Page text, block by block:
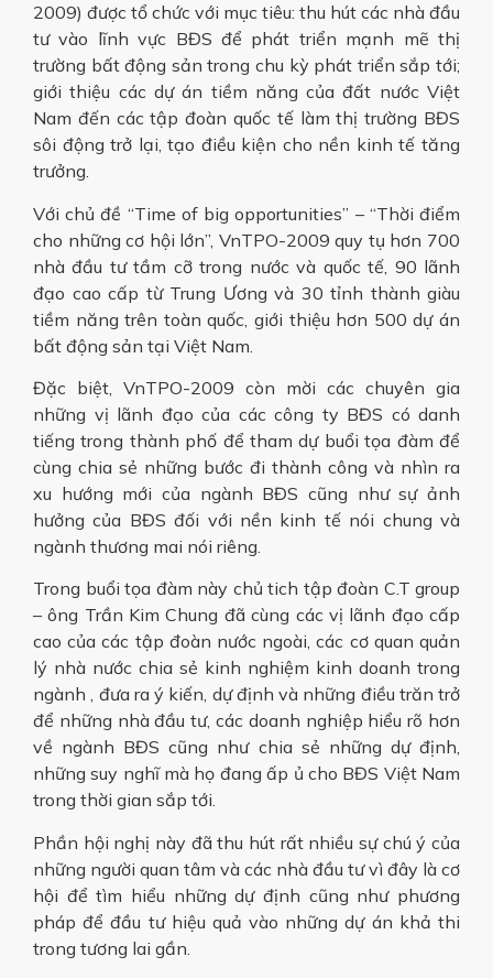
2009) được tổ chức với mục tiêu: thu hút các nhà đầu
tư vào lĩnh vực BĐS để phát triển mạnh mẽ thị
trường bất động sản trong chu kỳ phát triển sắp tới;
giới thiệu các dự án tiềm năng của đất nước Việt
Nam đến các tập đoàn quốc tế làm thị trường BĐS
sôi động trở lại, tạo điều kiện cho nền kinh tế tăng
trưởng.
Với chủ đề “Time of big opportunities” – “Thời điểm
cho những cơ hội lớn”, VnTPO-2009 quy tụ hơn 700
nhà đầu tư tầm cỡ trong nước và quốc tế, 90 lãnh
đạo cao cấp từ Trung Ương và 30 tỉnh thành giàu
tiềm năng trên toàn quốc, giới thiệu hơn 500 dự án
bất động sản tại Việt Nam.
Đặc biệt, VnTPO-2009 còn mời các chuyên gia
những vị lãnh đạo của các công ty BĐS có danh
tiếng trong thành phố để tham dự buổi tọa đàm để
cùng chia sẻ những bước đi thành công và nhìn ra
xu hướng mới của ngành BĐS cũng như sự ảnh
hưởng của BĐS đối với nền kinh tế nói chung và
ngành thương mai nói riêng.
Trong buổi tọa đàm này chủ tich tập đoàn C.T group
– ông Trần Kim Chung đã cùng các vị lãnh đạo cấp
cao của các tập đoàn nước ngoài, các cơ quan quản
lý nhà nước chia sẻ kinh nghiệm kinh doanh trong
ngành , đưa ra ý kiến, dự định và những điều trăn trở
để những nhà đầu tư, các doanh nghiệp hiểu rõ hơn
về ngành BĐS cũng như chia sẻ những dự định,
những suy nghĩ mà họ đang ấp ủ cho BĐS Việt Nam
trong thời gian sắp tới.
Phần hội nghị này đã thu hút rất nhiều sự chú ý của
những người quan tâm và các nhà đầu tư vì đây là cơ
hội để tìm hiểu những dự định cũng như phương
pháp để đầu tư hiệu quả vào những dự án khả thi
trong tương lai gần.